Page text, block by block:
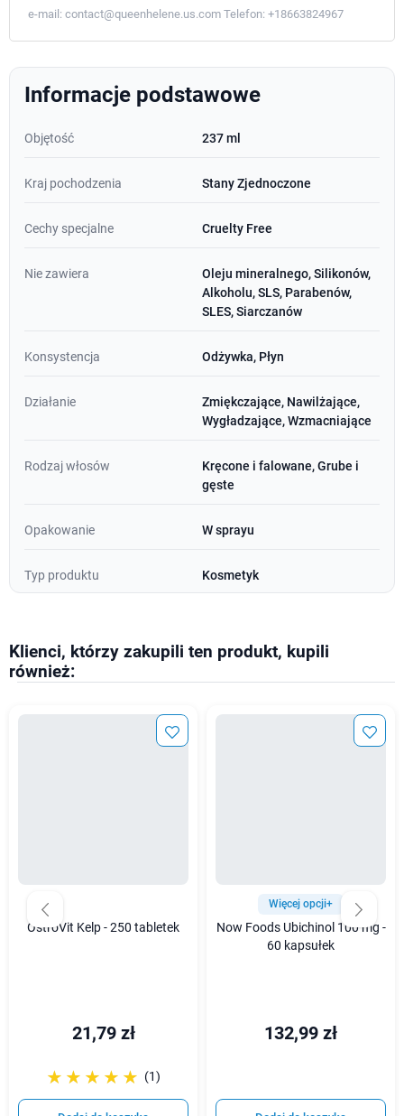
e-mail: contact@queenhelene.us.com Telefon: +18663824967
Informacje podstawowe
Objętość 237 ml
Kraj pochodzenia Stany Zjednoczone
Cechy specjalne Cruelty Free
Nie zawiera
Oleju mineralnego, Silikonów,
Alkoholu, SLS, Parabenów,
SLES, Siarczanów
Konsystencja Odżywka, Płyn
Działanie
Zmiękczające, Nawilżające,
Wygładzające, Wzmacniające
Rodzaj włosów
Kręcone i falowane, Grube i
gęste
Opakowanie W sprayu
Typ produktu Kosmetyk
Klienci, którzy zakupili ten produkt, kupili
również:
OstroVit Kelp - 250 tabletek
21,79 zł
☆☆☆☆☆
★★★★★ (1)
Więcej opcji+
Now Foods Ubichinol 100 mg -
60 kapsułek
132,99 zł